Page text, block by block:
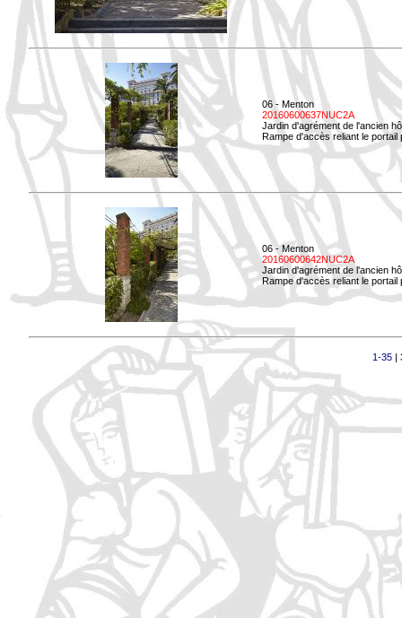
06 - Menton
20160600637NUC2A
Jardin d'agrément de l'ancien
Rampe d'accès reliant le portail
06 - Menton
20160600642NUC2A
Jardin d'agrément de l'ancien
Rampe d'accès reliant le portail
1-35|